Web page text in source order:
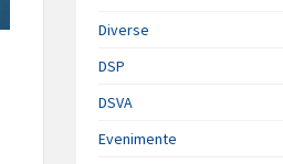
Diverse
DSP
DSVA
Evenimente